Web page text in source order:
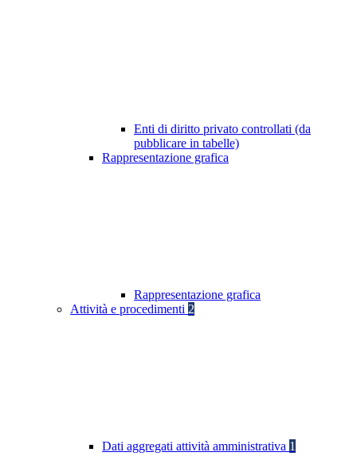
Enti di diritto privato controllati (da
pubblicare in tabelle)
Rappresentazione grafica
Rappresentazione grafica
Attività e procedimenti 2
Dati aggregati attività amministrativa 1